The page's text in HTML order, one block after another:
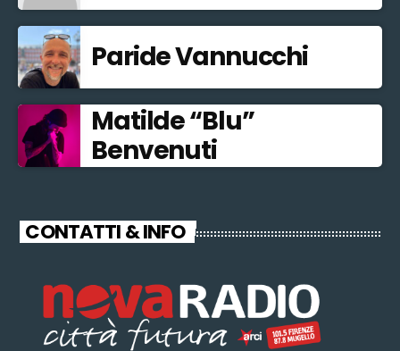
Paride Vannucchi
Matilde “Blu”
Benvenuti
CONTATTI & INFO